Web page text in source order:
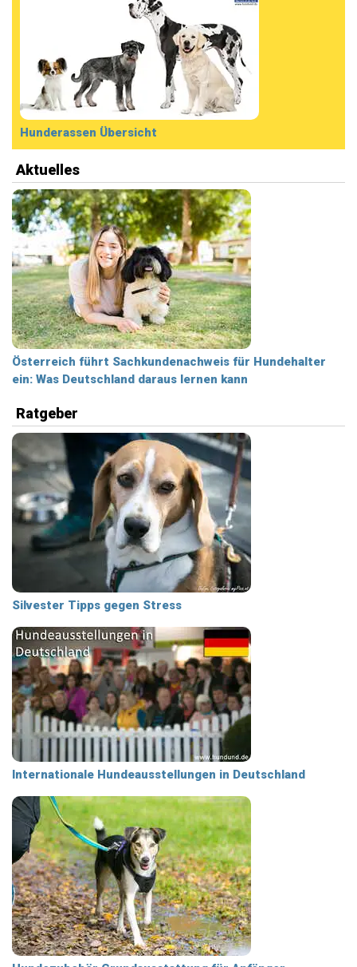
Hunderassen Übersicht
Aktuelles
Österreich führt Sachkundenachweis für Hundehalter
ein: Was Deutschland daraus lernen kann
Ratgeber
Silvester Tipps gegen Stress
Internationale Hundeausstellungen in Deutschland